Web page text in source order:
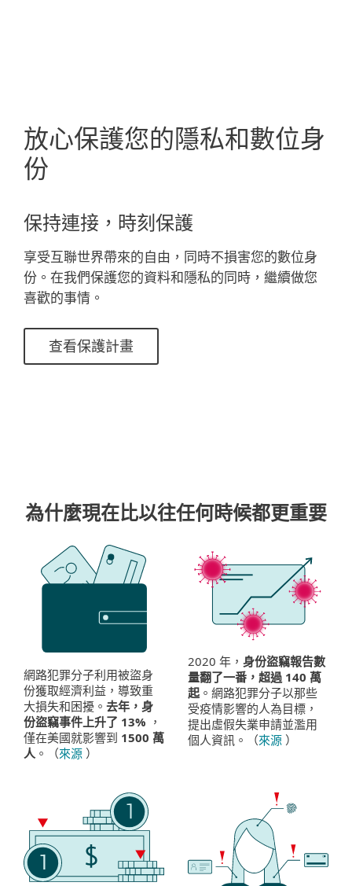
放心保護您的隱私和數位身
份
保持連接，時刻保護
享受互聯世界帶來的自由，同時不損害您的數位身
份。在我們保護您的資料和隱私的同時，繼續做您
喜歡的事情。
查看保護計畫
為什麼現在比以往任何時候都更重要
網路犯罪分子利用被盜身
份獲取經濟利益，導致重
大損失和困擾。 去年，身
份盜竊事件上升了 13% ，
僅在美國就影響到 1500 萬
人 。（來源 ）
2020 年， 身份盜竊報告數
量翻了一番，超過 140 萬
起 。網路犯罪分子以那些
受疫情影響的人為目標，
提出虛假失業申請並濫用
個人資訊。（來源 ）